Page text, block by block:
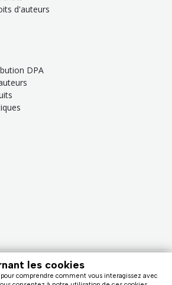
d'auteurs
DPA
laFAQ ou la section
les cookies
comprendre comment vous interagissez avec